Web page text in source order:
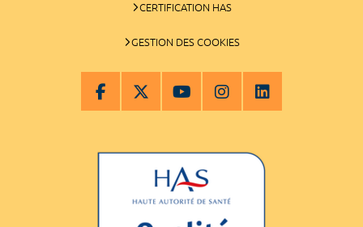
CERTIFICATION HAS
GESTION DES COOKIES